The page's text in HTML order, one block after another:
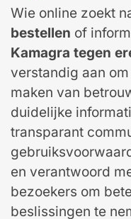
Wie online zoekt
bestellen of
Kamagra tegen
verstandig aan
maken van
duidelijke
transparant
en verantwoord
bezoekers om
beslissingen te